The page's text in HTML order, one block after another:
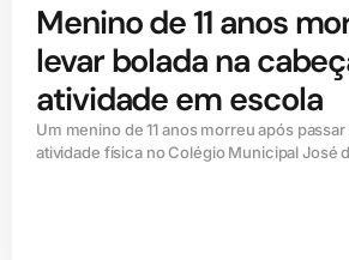
Menino de 11 anos
levar bolada na
atividade em escola
Um menino de 11 anos morreu após
atividade física no Colégio Municipal José